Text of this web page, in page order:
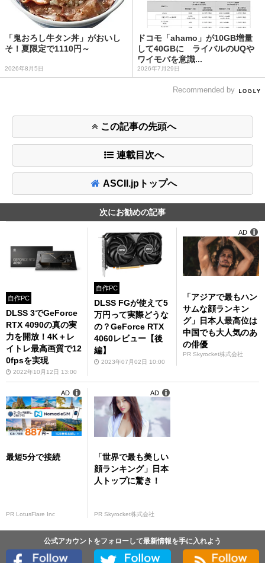
「鬼おろし牛タン丼」がおいし
そ！夏限定で1110円～
2026年8月5日
ドコモ「ahamo」が10GB増量
して40GBに ライバルのUQや
ワイモバを意識...
2026年7月29日
Recommended by
この記事の先頭へ
連載目次へ
ASCII.jpトップへ
次にお勧めの記事
自作PC
DLSS 3でGeForce
RTX 4090の真の実
力を開放！4K＋レ
イトレ最高画質で12
0fpsを実現
2022年10月12日 13:00
自作PC
DLSS FGが使えて5
万円って実際どうな
の？GeForce RTX
4060レビュー【後
編】
2023年07月02日 10:00
「アジアで最もハン
サムな顔ランキン
グ」日本人最高位は
中国でも大人気のあ
の俳優
PR Skyrocket株式会社
AD
最短5分で接続
PR LotusFlare Inc
AD
「世界で最も美しい
顔ランキング」日本
人トップに驚き！
PR Skyrocket株式会社
AD
公式アカウントをフォローして最新情報を手に入れよう